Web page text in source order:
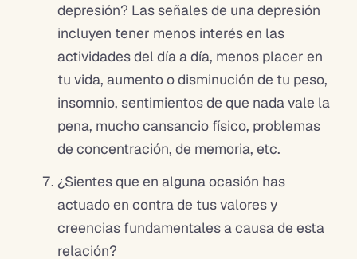
depresión? Las señales de una depresión
incluyen tener menos interés en las
actividades del día a día, menos placer en
tu vida, aumento o disminución de tu peso,
insomnio, sentimientos de que nada vale la
pena, mucho cansancio físico, problemas
de concentración, de memoria, etc.
¿Sientes que en alguna ocasión has
actuado en contra de tus valores y
creencias fundamentales a causa de esta
relación?